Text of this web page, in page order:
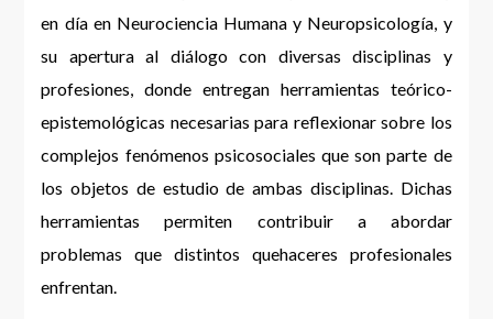
en día en Neurociencia Humana y Neuropsicología, y
su apertura al diálogo con diversas disciplinas y
profesiones, donde entregan herramientas teórico-
epistemológicas necesarias para reflexionar sobre los
complejos fenómenos psicosociales que son parte de
los objetos de estudio de ambas disciplinas. Dichas
herramientas permiten contribuir a abordar
problemas que distintos quehaceres profesionales
enfrentan.